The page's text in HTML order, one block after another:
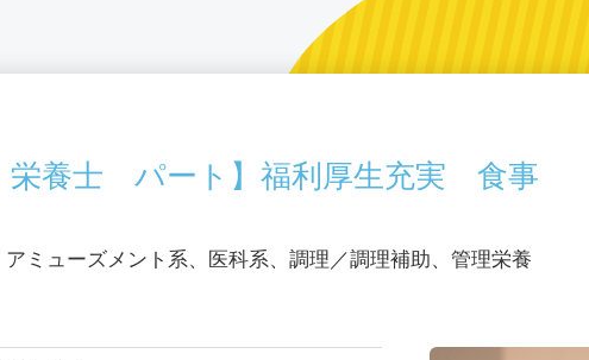
栄養士 パート】福利厚生充実 食事
ミューズメント系、医科系、調理／調理補助、管理栄養